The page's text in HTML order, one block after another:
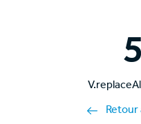
Retour